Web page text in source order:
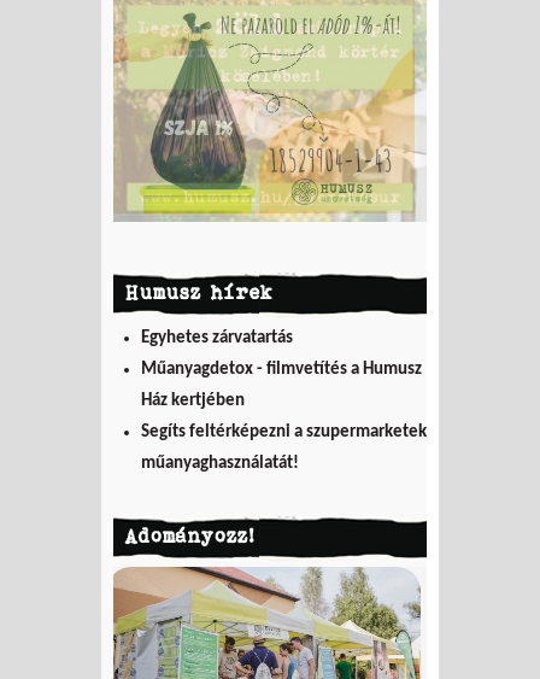
Humusz hírek
Egyhetes zárvatartás
Műanyagdetox - filmvetítés a Humusz
Ház kertjében
Segíts feltérképezni a szupermarketek
műanyaghasználatát!
Adományozz!